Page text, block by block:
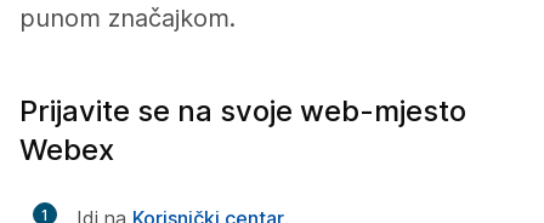
punom značajkom.
Prijavite se na svoje web-mjesto
Webex
1 Idi na Korisnički centar.